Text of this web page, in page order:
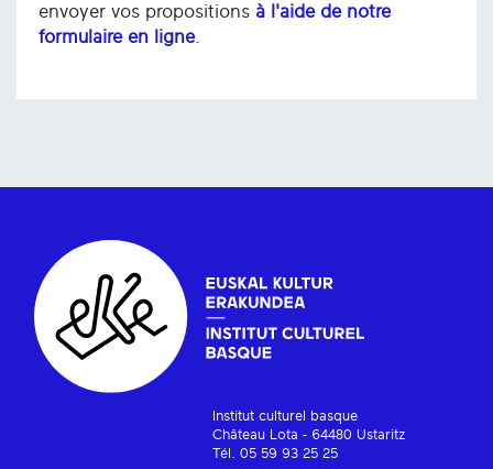
envoyer vos propositions à l'aide de notre
formulaire en ligne.
Institut culturel basque
Château Lota - 64480 Ustaritz
Tél. 05 59 93 25 25